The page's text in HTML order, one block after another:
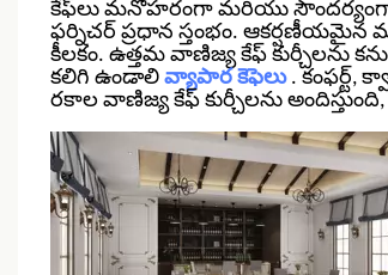
కేఫ్‌లు మనోహరంగా మరియు
ఫర్నిచర్ ప్రధాన స్తంభం.
కీలకం. ఉత్తమ వాణిజ్య కేఫ్ కుర్చీలను
కలిగి ఉండాలి వ్యాపార కెఫెలు . కంఫర్ట్,
రకాల వాణిజ్య కేఫ్ కుర్చీలను